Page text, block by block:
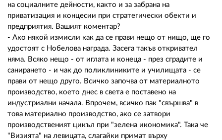
на социалните дейности, както и за забрана на
приватизация и концесии при стратегически обекти и
предприятия. Вашият коментар?
- Ако някой измисли как да се прави нещо от нищо, ще го
удостоят с Нобелова награда. Засега такъв откривател
няма. Всяко нещо - от иглата и конеца - през сградите и
санирането - и чак до поликлиниките и училищата - се
прави от нещо друго. Всичко започва от материалното
производство, което днес в света е поставено на
индустриални начала. Впрочем, всичко пак "свършва" в
това материално производство, ако се затвори
производственият цикъл при "зелена икономика". Така че
"Визията" на левицата, слагайки примат върху